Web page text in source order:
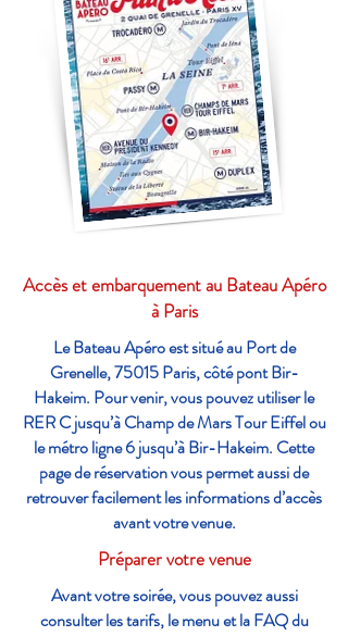
Accès et embarquement au Bateau Apéro
à Paris
Le Bateau Apéro est situé au Port de
Grenelle, 75015 Paris, côté pont Bir-
Hakeim. Pour venir, vous pouvez utiliser le
RER C jusqu’à Champ de Mars Tour Eiffel ou
le métro ligne 6 jusqu’à Bir-Hakeim. Cette
page de réservation vous permet aussi de
retrouver facilement les informations d’accès
avant votre venue.
Préparer votre venue
Avant votre soirée, vous pouvez aussi
consulter les tarifs, le menu et la FAQ du